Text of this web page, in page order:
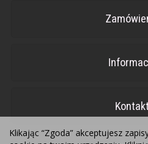
Kontakt
Klikając “Zgoda” akceptujesz